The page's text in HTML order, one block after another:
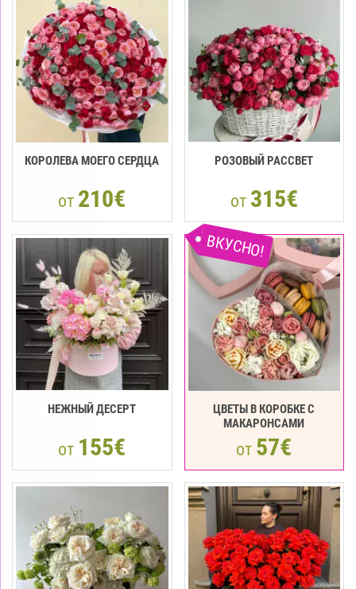
КОРОЛЕВА МОЕГО СЕРДЦА
от 210€
РОЗОВЫЙ РАССВЕТ
от 315€
НЕЖНЫЙ ДЕСЕРТ
от 155€
ВКУСНО!
ЦВЕТЫ В КОРОБКЕ С
МАКАРОНСАМИ
от 57€